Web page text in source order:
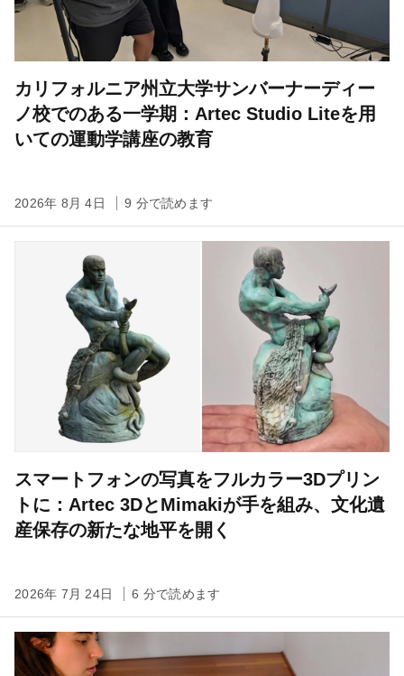
カリフォルニア州立大学サンバーナーディー
ノ校でのある一学期：Artec Studio Liteを用
いての運動学講座の教育
2026年 8月 4日 9 分で読めます
スマートフォンの写真をフルカラー3Dプリン
トに：Artec 3DとMimakiが手を組み、文化遺
産保存の新たな地平を開く
2026年 7月 24日 6 分で読めます